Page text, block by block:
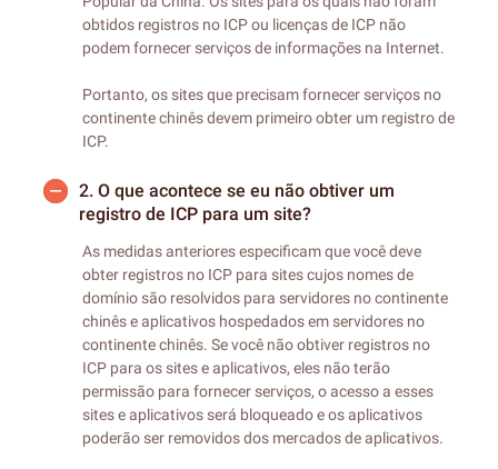
obtidos registros no ICP ou licenças de ICP não
podem fornecer serviços de informações na Internet.
Portanto, os sites que precisam fornecer serviços no
continente chinês devem primeiro obter um registro de
ICP.
2. O que acontece se eu não obtiver um
registro de ICP para um site?
As medidas anteriores especificam que você deve
obter registros no ICP para sites cujos nomes de
domínio são resolvidos para servidores no continente
chinês e aplicativos hospedados em servidores no
continente chinês. Se você não obtiver registros no
ICP para os sites e aplicativos, eles não terão
permissão para fornecer serviços, o acesso a esses
sites e aplicativos será bloqueado e os aplicativos
poderão ser removidos dos mercados de aplicativos.